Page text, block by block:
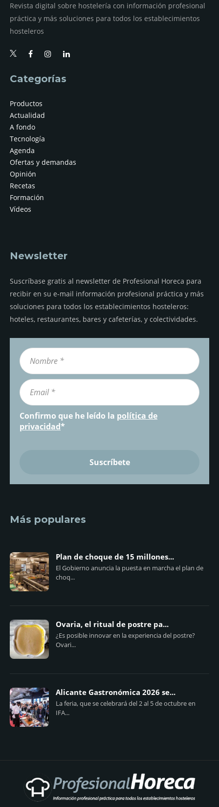
Revista digital sobre hostelería con información profesional
práctica y más soluciones para todos los establecimientos
hosteleros
Categorías
Productos
Actualidad
A fondo
Tecnología
Agenda
Ofertas y demandas
Opinión
Recetas
Formación
Vídeos
Newsletter
Suscríbase gratis al newsletter de Profesional Horeca para
recibir en su e-mail información profesional práctica y más
soluciones para todos los establecimientos hosteleros:
hoteles, restaurantes, bares y cafeterías, y colectividades.
Confirmo que he leído la política de
privacidad*
Más populares
Plan de choque de 15 millones...
El Gobierno anuncia la puesta en marcha el plan de
choq...
Ovaria, el ritual de postre pa...
¿Es posible innovar en la experiencia del postre?
Ovari...
Alicante Gastronómica 2026 se...
La feria, que se celebrará del 2 al 5 de octubre en
IFA...